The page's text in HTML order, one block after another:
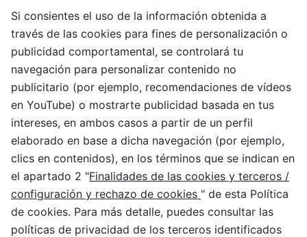
Si consientes el uso de la información obtenida a
través de las cookies para fines de personalización o
publicidad comportamental, se controlará tu
navegación para personalizar contenido no
publicitario (por ejemplo, recomendaciones de vídeos
en YouTube) o mostrarte publicidad basada en tus
intereses, en ambos casos a partir de un perfil
elaborado en base a dicha navegación (por ejemplo,
clics en contenidos), en los términos que se indican en
el apartado 2 "Finalidades de las cookies y terceros /
configuración y rechazo de cookies " de esta Política
de cookies. Para más detalle, puedes consultar las
políticas de privacidad de los terceros identificados